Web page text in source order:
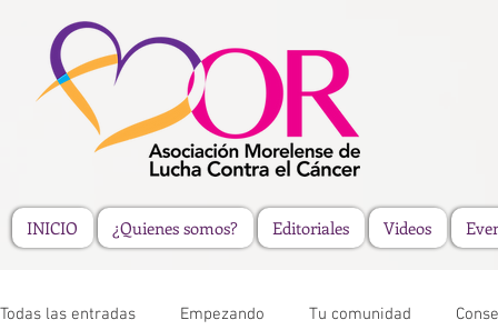
INICIO ¿Quienes somos? Editoriales Videos
Todas las entradas Empezando Tu comunidad